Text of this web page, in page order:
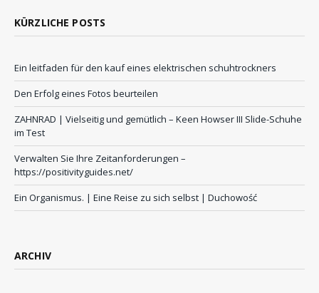
KÜRZLICHE POSTS
Ein leitfaden für den kauf eines elektrischen schuhtrockners
Den Erfolg eines Fotos beurteilen
ZAHNRAD ​​| Vielseitig und gemütlich – Keen Howser III Slide-Schuhe
im Test
Verwalten Sie Ihre Zeitanforderungen –
https://positivityguides.net/
Ein Organismus. | Eine Reise zu sich selbst | Duchowość
ARCHIV